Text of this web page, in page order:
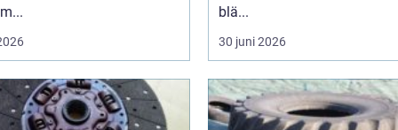
blä...
30 juni 2026